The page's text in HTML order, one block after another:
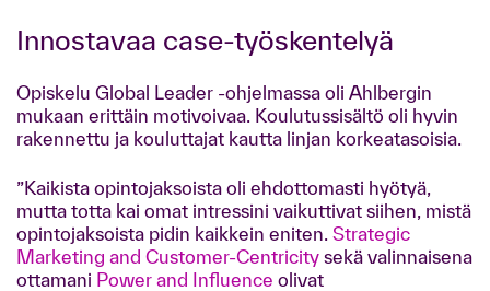
Innostavaa case-työskentelyä
Opiskelu Global Leader -ohjelmassa oli Ahlbergin
mukaan erittäin motivoivaa. Koulutussisältö oli hyvin
rakennettu ja kouluttajat kautta linjan korkeatasoisia.
”Kaikista opintojaksoista oli ehdottomasti hyötyä,
mutta totta kai omat intressini vaikuttivat siihen, mistä
opintojaksoista pidin kaikkein eniten. Strategic
Marketing and Customer-Centricity sekä valinnaisena
ottamani Power and Influence olivat